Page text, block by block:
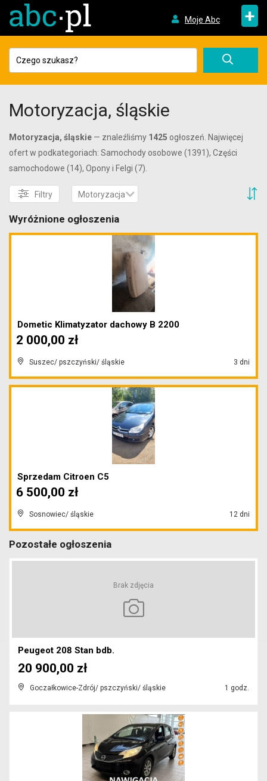
Moje Abc +
Motoryzacja, śląskie
Motoryzacja, śląskie — znaleźliśmy 1425 ogłoszeń. Najwięcej
ofert w podkategoriach: Samochody osobowe (1391), Części
samochodowe (14), Opony i Felgi (7).
Filtry Motoryzacja
Wyróżnione ogłoszenia
Dometic Klimatyzator dachowy B 2200
Suszec/ pszczyński/ śląskie 3 dni
2 000,00 zł
Sprzedam Citroen C5
Sosnowiec/ śląskie 12 dni
6 500,00 zł
Pozostałe ogłoszenia
Brak zdjęcia
Peugeot 208 Stan bdb.
Goczałkowice-Zdrój/ pszczyński/ śląskie 1 godz.
20 900,00 zł